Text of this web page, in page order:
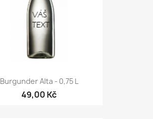
Burgunder Alta - 0,75 L
49,00 Kč